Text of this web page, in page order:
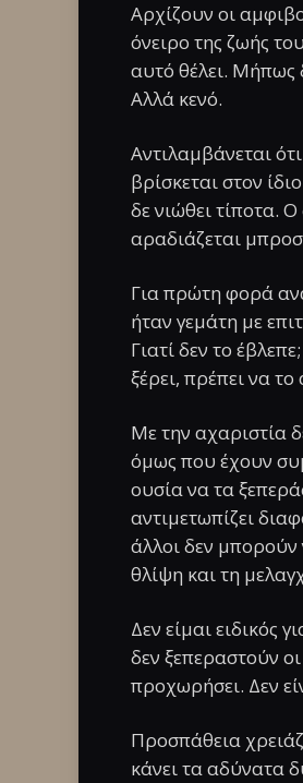
Αρχίζουν οι
όνειρο της ζωής
αυτό θέλει. Μήπως
Αλλά κενό.
Αντιλαμβάνεται
βρίσκεται στον
δε νιώθει τίποτα.
αραδιάζεται
Για πρώτη φορά
ήταν γεμάτη με
Γιατί δεν το
ξέρει, πρέπει να
Με την αχαριστία
όμως που έχουν
ουσία να τα
αντιμετωπίζει
άλλοι δεν μπορούν
θλίψη και τη
Δεν είμαι ειδικός
δεν ξεπεραστούν
προχωρήσει. Δεν
Προσπάθεια
κάνει τα αδύνατα